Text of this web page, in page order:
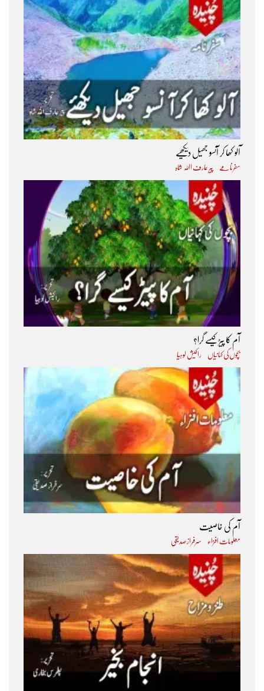
آلو کھا کر آنسو جھیل دیکھیے
سفرنامے پیر عارف اﷲ شاہ
آم کا پیڑ کیسے گرا؟
بچوں کی کہانیاں راکیش لوہیا
آم کی خاصیت
معلومات افزاء سرفراز صدیقی